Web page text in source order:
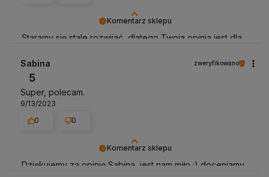
Komentarz sklepu
Staramy się stale rozwijać, dlatego Twoja opinia jest dla
Komentarz sklepu
Dziękujemy za opinię Sabina, jest nam miło :) doceniamy
Sabina zweryfikowano
5
Super, polecam.
9/13/2023
0
0